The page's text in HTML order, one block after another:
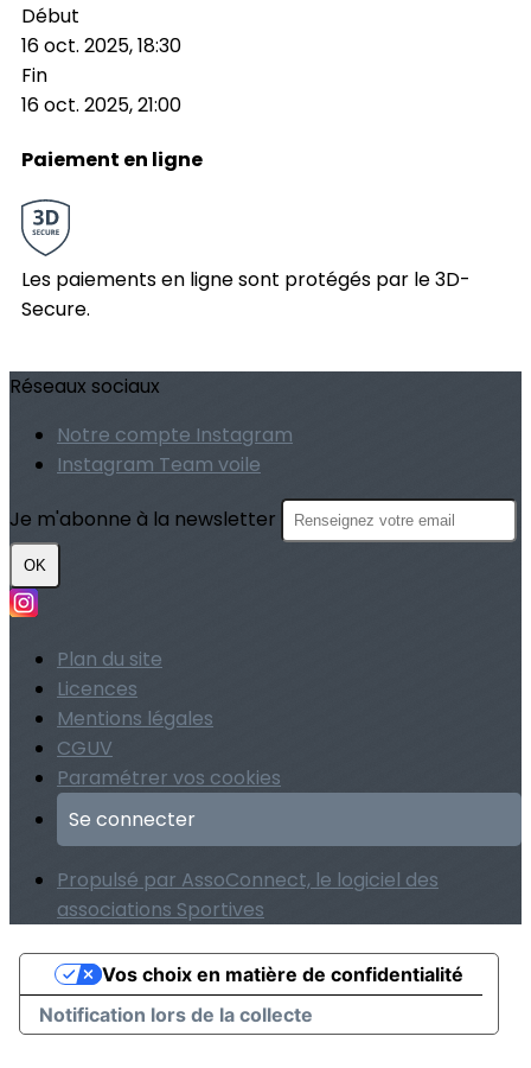
Début
16 oct. 2025, 18:30
Fin
16 oct. 2025, 21:00
Paiement en ligne
Les paiements en ligne sont protégés par le 3D-
Secure.
Réseaux sociaux
Notre compte Instagram
Instagram Team voile
Je m'abonne à la newsletter
OK
Plan du site
Licences
Mentions légales
CGUV
Paramétrer vos cookies
Se connecter
Propulsé par AssoConnect, le logiciel des
associations Sportives
Notification lors de la collecte
Vos choix en matière de confidentialité